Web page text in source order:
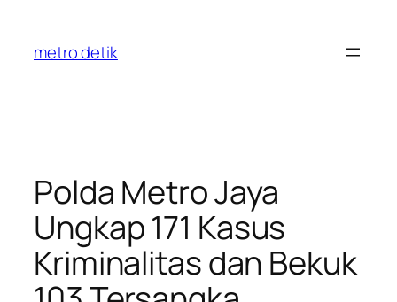
content
metro detik
Polda Metro Jaya
Ungkap 171 Kasus
Kriminalitas dan Bekuk